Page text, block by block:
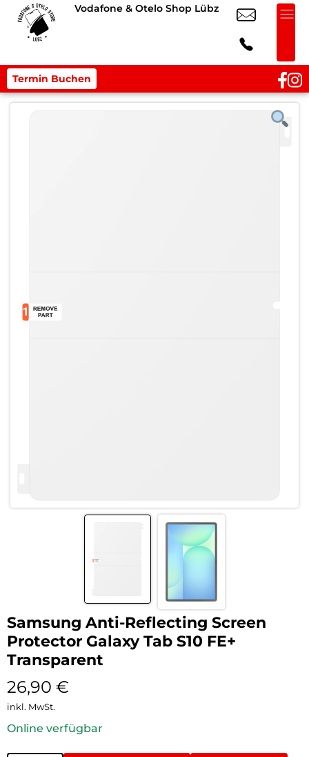
Vodafone & Otelo Shop Lübz
Termin Buchen
Samsung Anti-Reflecting Screen
Protector Galaxy Tab S10 FE+
Transparent
26,90 €
inkl. MwSt.
Online verfügbar